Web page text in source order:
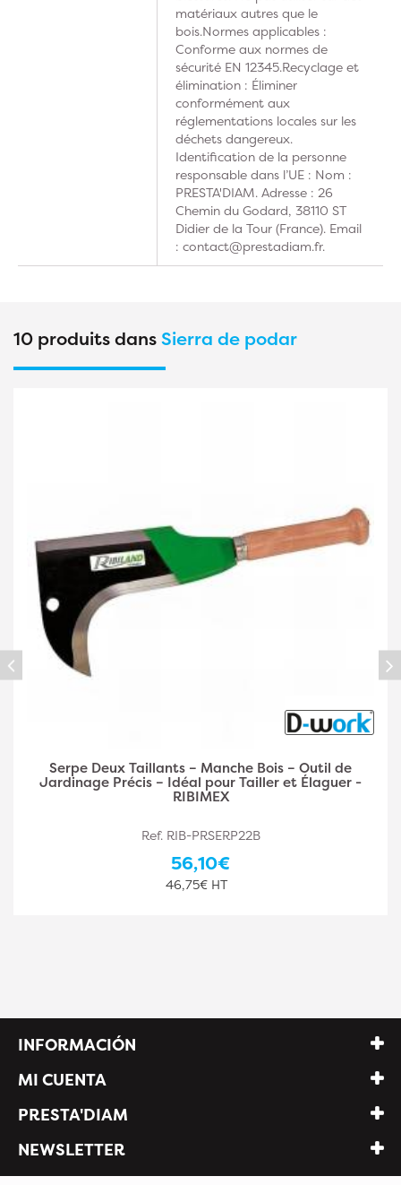
matériaux autres que le
bois.Normes applicables :
Conforme aux normes de
sécurité EN 12345.Recyclage et
élimination : Éliminer
conformément aux
réglementations locales sur les
déchets dangereux.
Identification de la personne
responsable dans l’UE : Nom :
PRESTA'DIAM. Adresse : 26
Chemin du Godard, 38110 ST
Didier de la Tour (France). Email
: contact@prestadiam.fr.
10 produits dansSierra de podar
Serpe Deux Taillants – Manche Bois – Outil de
Jardinage Précis – Idéal pour Tailler et Élaguer -
RIBIMEX
Ref. RIB-PRSERP22B
56,10€
46,75€ HT
INFORMACIÓN
MI CUENTA
PRESTA'DIAM
NEWSLETTER